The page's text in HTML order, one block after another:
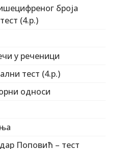
броја
(4.р.)
у реченици
тест (4.р.)
односи
Поповић – тест